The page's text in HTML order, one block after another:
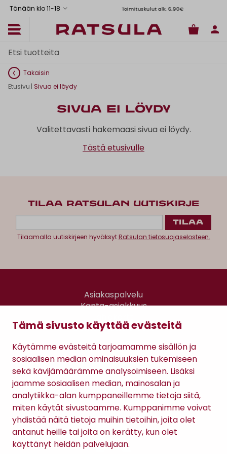
Tämä sivusto käyttää evästeitä
Käytämme evästeitä tarjoamamme sisällön ja
sosiaalisen median ominaisuuksien tukemiseen
sekä kävijämäärämme analysoimiseen. Lisäksi
jaamme sosiaalisen median, mainosalan ja
analytiikka-alan kumppaneillemme tietoja siitä,
miten käytät sivustoamme. Kumppanimme voivat
yhdistää näitä tietoja muihin tietoihin, joita olet
antanut heille tai joita on kerätty, kun olet
käyttänyt heidän palvelujaan.
Tänään klo 11-18 Toimituskulut alk. 6,90€
Takaisin
Etusivu | Sivua ei löydy
Sivua ei löydy
Valitettavasti hakemaasi sivua ei löydy.
Tästä etusivulle
TILAA RATSULAN UUTISKIRJE
Tilaamalla uutiskirjeen hyväksytRatsulan tietosuojaselosteen.
Asiakaspalvelu
Kanta-asiakkuus
Gomee Ratsula Café
Sopimusehdot
Tietosuojaseloste
Maksutavat